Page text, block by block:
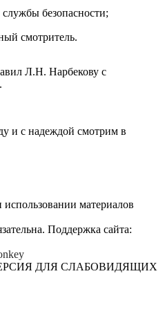
безопасности;
смотритель.
Л.Н. Нарбекову с
и с надеждой смотрим в
материалов
Поддержка сайта:
ДЛЯ СЛАБОВИДЯЩИХ